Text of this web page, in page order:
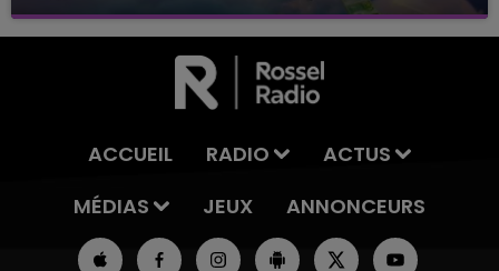
avec La Famille Champagne FM, à 8H10
ACCUEIL RADIO
ACTUS
MÉDIAS
JEUX ANNONCEURS